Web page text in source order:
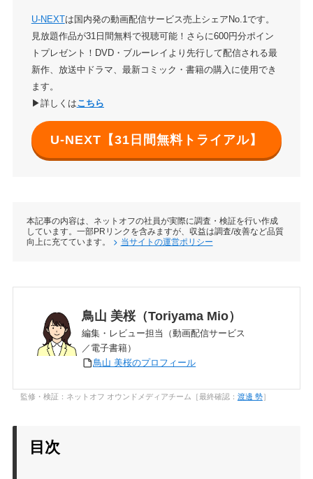
U-NEXTは国内発の動画配信サービス売上シェアNo.1です。
見放題作品が31日間無料で視聴可能！さらに600円分ポイン
トプレゼント！DVD・ブルーレイより先行して配信される最
新作、放送中ドラマ、最新コミック・書籍の購入に使用でき
ます。
▶詳しくはこちら
U-NEXT【31日間無料トライアル】
本記事の内容は、ネットオフの社員が実際に調査・検証を行い作成
しています。一部PRリンクを含みますが、収益は調査/改善など品質
向上に充てています。
当サイトの運営ポリシー
鳥山 美桜（Toriyama Mio）
編集・レビュー担当（動画配信サービス
／電子書籍）
鳥山 美桜のプロフィール
監修・検証：ネットオフ オウンドメディアチーム［最終確認： 渡邊 勢］
目次